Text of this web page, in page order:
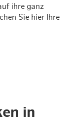
ihre ganz
Sie hier Ihre
in